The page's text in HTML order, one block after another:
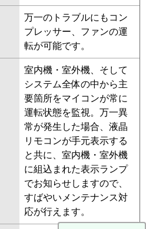
万一のトラブルにもコン
プレッサー、ファンの運
転が可能です。
室内機・室外機、そして
システム全体の中から主
要箇所をマイコンが常に
運転状態を監視。万一異
常が発生した場合、液晶
リモコンが手元表示する
と共に、室内機・室外機
に組込まれた表示ランプ
でお知らせしますので、
すばやいメンテナンス対
応が行えます。